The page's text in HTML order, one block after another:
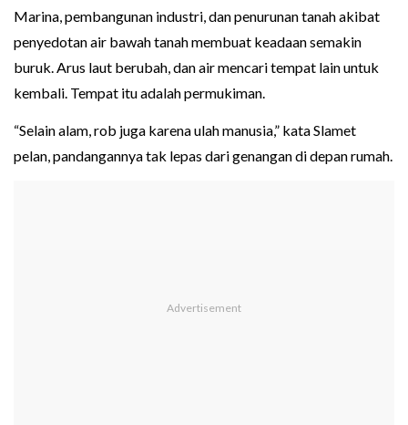
Marina, pembangunan industri, dan penurunan tanah akibat
penyedotan air bawah tanah membuat keadaan semakin
buruk. Arus laut berubah, dan air mencari tempat lain untuk
kembali. Tempat itu adalah permukiman.
“Selain alam, rob juga karena ulah manusia,” kata Slamet
pelan, pandangannya tak lepas dari genangan di depan rumah.